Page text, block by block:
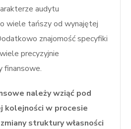
audytu
wiele tańszy od wynajętej
znajomość specyfiki
precyzyjnie
finansowe.
należy wziąć pod
kolejności w procesie
struktury własności